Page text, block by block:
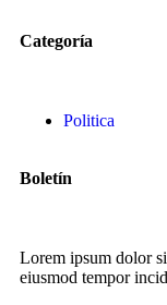
Categoría
Politica
Boletín
Lorem ipsum dolor
eiusmod tempor